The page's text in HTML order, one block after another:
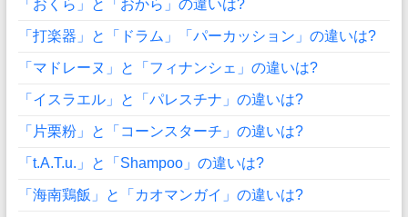
「おくら」と「おから」の違いは?
「打楽器」と「ドラム」「パーカッション」の違いは?
「マドレーヌ」と「フィナンシェ」の違いは?
「イスラエル」と「パレスチナ」の違いは?
「片栗粉」と「コーンスターチ」の違いは?
「t.A.T.u.」と「Shampoo」の違いは?
「海南鶏飯」と「カオマンガイ」の違いは?